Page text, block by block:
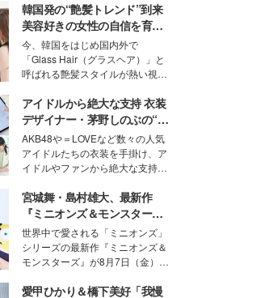
な美容の常識を大きく変える可能
性を秘めた、革新的な「Water
Capturing Skin（ウォーターキャ
プチャリングスキン：捕水肌）」
技術を、花王が構築した。
韓国発の“艶髪トレンド”到来
美容好きの女性の自信を育む
「ヘアケア事情」って？
今、韓国をはじめ国内外で
「Glass Hair（グラスヘア）」と
呼ばれる艶髪スタイルが熱い視線
ションの完成度を高めるベースと
して、“髪そのものの美しさ”に改
めて注目する人が増えている様
子。今回は、そんな憧れの艶やか
な髪を日常で叶える、美容好きの
女性たちのヘアケア事情を紹介し
ます。
アイドルから絶大な支持 衣装
デザイナー・茅野しのぶの“可
愛い”を作る美学＜「シチズン
クロスシー」インタビュー＞
AKB48や＝LOVEなど数々の人気
アイドルたちの衣装を手掛け、ア
イドルやファンから絶大な支持を
取締役兼クリエイティブディレク
ター・茅野しのぶ。一人ひとりの
個性に寄り添い、魅力を引き出す
衣装作りは、多くの女性たちに勇
気と自信を与え続けている。
宮城舞・島村雄大、最新作
『ミニオンズ＆モンスター
ズ』の魅力熱弁 ハチャメチャ
だけじゃない“友情と絆”に感
動
世界中で愛される「ミニオンズ」
シリーズの最新作『ミニオンズ＆
モンスターズ』が8月7日（金）に
ニオン好き”という共通点を持つモ
愛甲ひかり＆橋下美好「我慢